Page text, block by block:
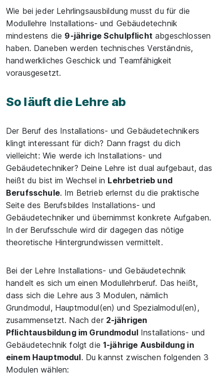
Wie bei jeder Lehrlingsausbildung musst du für die
Modullehre Installations- und Gebäudetechnik
mindestens die 9-jährige Schulpflicht abgeschlossen
haben. Daneben werden technisches Verständnis,
handwerkliches Geschick und Teamfähigkeit
vorausgesetzt.
So läuft die Lehre ab
Der Beruf des Installations- und Gebäudetechnikers
klingt interessant für dich? Dann fragst du dich
vielleicht: Wie werde ich Installations- und
Gebäudetechniker? Deine Lehre ist dual aufgebaut, das
heißt du bist im Wechsel in Lehrbetrieb und
Berufsschule. Im Betrieb erlernst du die praktische
Seite des Berufsbildes Installations- und
Gebäudetechniker und übernimmst konkrete Aufgaben.
In der Berufsschule wird dir dagegen das nötige
theoretische Hintergrundwissen vermittelt.
Bei der Lehre Installations- und Gebäudetechnik
handelt es sich um einen Modullehrberuf. Das heißt,
dass sich die Lehre aus 3 Modulen, nämlich
Grundmodul, Hauptmodul(en) und Spezialmodul(en),
zusammensetzt. Nach der 2-jährigen
Pflichtausbildung im GrundmodulInstallations- und
Gebäudetechnik folgt die1-jährige Ausbildung in
einem Hauptmodul. Du kannst zwischen folgenden 3
Modulen wählen: